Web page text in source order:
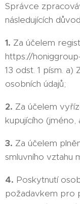
Správce
následujících
1. Za účelem
https://
13 odst. 1 písm. a)
osobních údajů;
2. Za účelem
kupujícího (jméno,
3. Za účelem
smluvního vztahu
4. Poskytnutí
požadavkem pro